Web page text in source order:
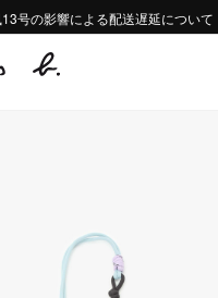
域地震の影響による配送遅延について
Summer Sale 2buy10%OFF!!
号の影響による配送遅延について
域地震の影響による配送遅延について
Summer Sale 2buy10%OFF!!